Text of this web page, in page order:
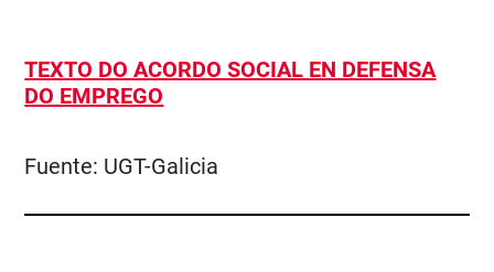
TEXTO DO ACORDO SOCIAL EN DEFENSA
DO EMPREGO
Fuente: UGT-Galicia